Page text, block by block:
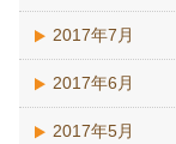
2017年7月
2017年6月
2017年5月